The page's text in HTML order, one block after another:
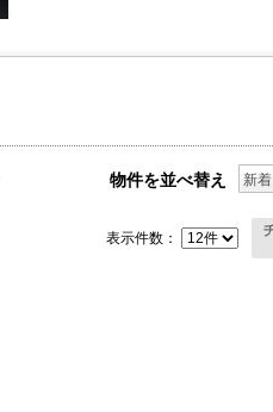
物件を並べ替え 新着
表示件数：